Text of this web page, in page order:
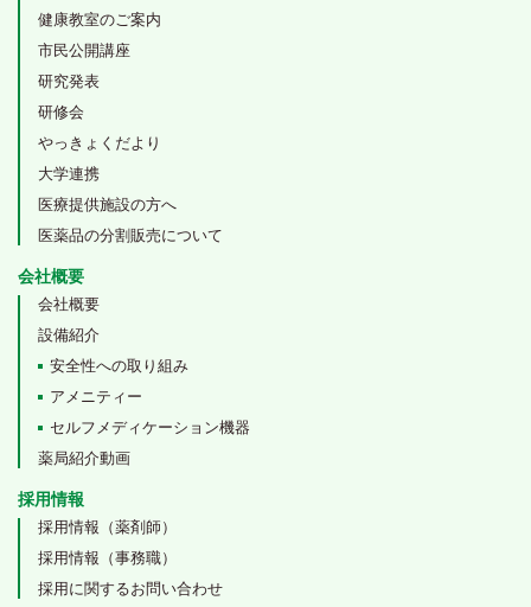
健康教室のご案内
市民公開講座
研究発表
研修会
やっきょくだより
大学連携
医療提供施設の方へ
医薬品の分割販売について
会社概要
会社概要
設備紹介
安全性への取り組み
アメニティー
セルフメディケーション機器
薬局紹介動画
採用情報
採用情報（薬剤師）
採用情報（事務職）
採用に関するお問い合わせ